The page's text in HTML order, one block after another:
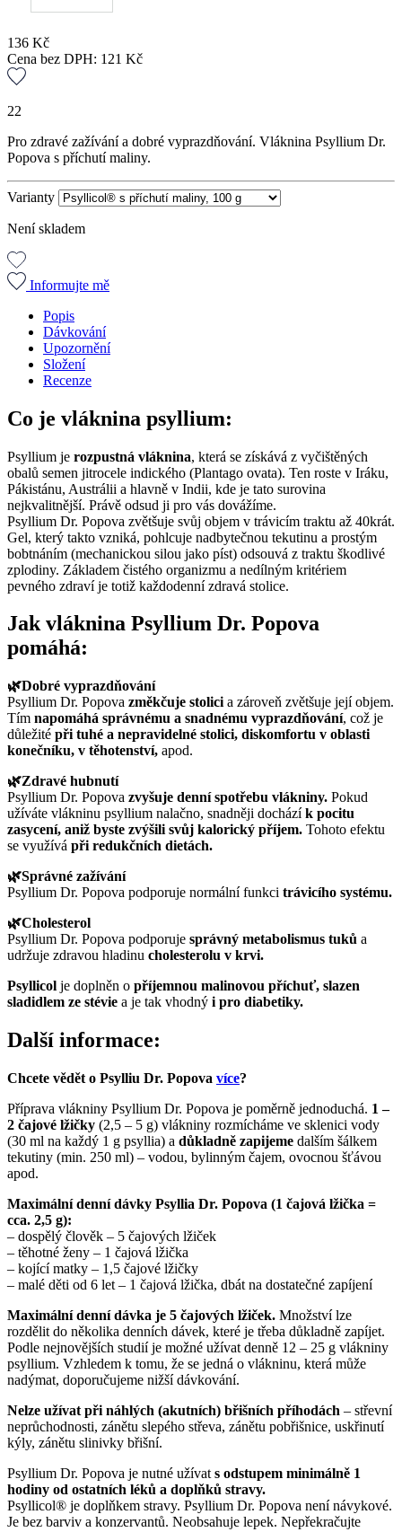
136 Kč
Cena bez DPH: 121 Kč
22
Pro zdravé zažívání a dobré vyprazdňování. Vláknina Psyllium Dr.
Popova s příchutí maliny.
Varianty
Není skladem
Informujte mě
Popis
Dávkování
Upozornění
Složení
Recenze
Co je vláknina psyllium:
Psyllium je rozpustná vláknina, která se získává z vyčištěných
obalů semen jitrocele indického (Plantago ovata). Ten roste v Iráku,
Pákistánu, Austrálii a hlavně v Indii, kde je tato surovina
nejkvalitnější. Právě odsud ji pro vás dovážíme.
Psyllium Dr. Popova zvětšuje svůj objem v trávicím traktu až 40krát.
Gel, který takto vzniká, pohlcuje nadbytečnou tekutinu a prostým
bobtnáním (mechanickou silou jako píst) odsouvá z traktu škodlivé
zplodiny. Základem čistého organizmu a nedílným kritériem
pevného zdraví je totiž každodenní zdravá stolice.
Jak vláknina Psyllium Dr. Popova
pomáhá:
🌿Dobré vyprazdňování
Psyllium Dr. Popova změkčuje stolici a zároveň zvětšuje její objem.
Tím napomáhá správnému a snadnému vyprazdňování, což je
důležité při tuhé a nepravidelné stolici, diskomfortu v oblasti
konečníku, v těhotenství, apod.
🌿Zdravé hubnutí
Psyllium Dr. Popova zvyšuje denní spotřebu vlákniny. Pokud
užíváte vlákninu psyllium nalačno, snadněji docházík pocitu
zasycení, aniž byste zvýšili svůj kalorický příjem. Tohoto efektu
se využívá při redukčních dietách.
🌿Správné zažívání
Psyllium Dr. Popova podporuje normální funkci trávicího systému.
🌿Cholesterol
Psyllium Dr. Popova podporuje správný metabolismus tuků a
udržuje zdravou hladinu cholesterolu v krvi.
Psyllicol je doplněn o příjemnou malinovou příchuť, slazen
sladidlem ze stévie a je tak vhodný i pro diabetiky.
Další informace:
Chcete vědět o Psylliu Dr. Popova více?
Příprava vlákniny Psyllium Dr. Popova je poměrně jednoduchá. 1 –
2 čajové lžičky (2,5 – 5 g) vlákniny rozmícháme ve sklenici vody
(30 ml na každý 1 g psyllia) a důkladně zapijeme dalším šálkem
tekutiny (min. 250 ml) – vodou, bylinným čajem, ovocnou šťávou
apod.
Maximální denní dávky Psyllia Dr. Popova (1 čajová lžička =
cca. 2,5 g):
– dospělý člověk – 5 čajových lžiček
– těhotné ženy – 1 čajová lžička
– kojící matky – 1,5 čajové lžičky
– malé děti od 6 let – 1 čajová lžička, dbát na dostatečné zapíjení
Maximální denní dávka je 5 čajových lžiček. Množství lze
rozdělit do několika denních dávek, které je třeba důkladně zapíjet.
Podle nejnovějších studií je možné užívat denně 12 – 25 g vlákniny
psyllium. Vzhledem k tomu, že se jedná o vlákninu, která může
nadýmat, doporučujeme nižší dávkování.
Nelze užívat při náhlých (akutních) břišních příhodách – střevní
neprůchodnosti, zánětu slepého střeva, zánětu pobřišnice, uskřinutí
kýly, zánětu slinivky břišní.
Psyllium Dr. Popova je nutné užívat s odstupem minimálně 1
hodiny od ostatních léků a doplňků stravy.
Psyllicol® je doplňkem stravy. Psyllium Dr. Popova není návykové.
Je bez barviv a konzervantů. Neobsahuje lepek. Nepřekračujte